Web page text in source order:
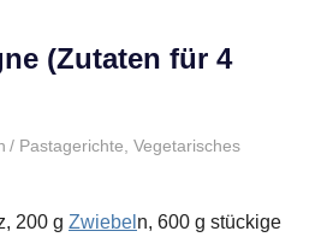
(Zutaten für 4
Pastagerichte Vegetarisches
200 g Zwiebel n, 600 g stückige